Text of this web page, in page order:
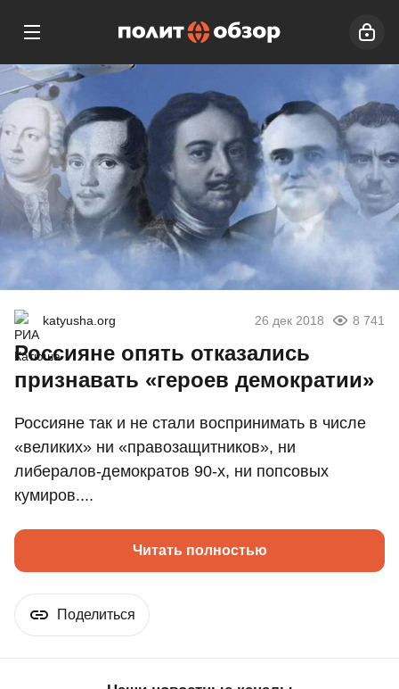
katyusha.org 26 дек 2018 8 741
Россияне опять отказались
признавать «героев демократии»
Россияне так и не стали воспринимать в числе
«великих» ни «правозащитников», ни
либералов-демократов 90-х, ни попсовых
кумиров....
Читать полностью
Поделиться